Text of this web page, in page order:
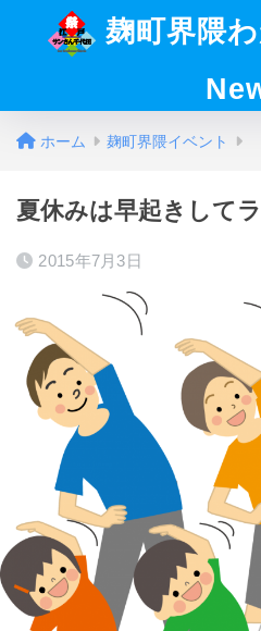
麹町界隈
ホーム 麹町界隈イベント
夏休みは早起きして
2015年7月3日